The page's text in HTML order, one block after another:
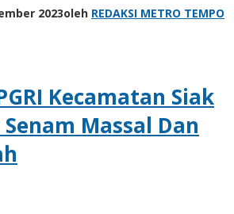
2023oleh REDAKSI METRO TEMPO
Kecamatan Siak
Massal Dan